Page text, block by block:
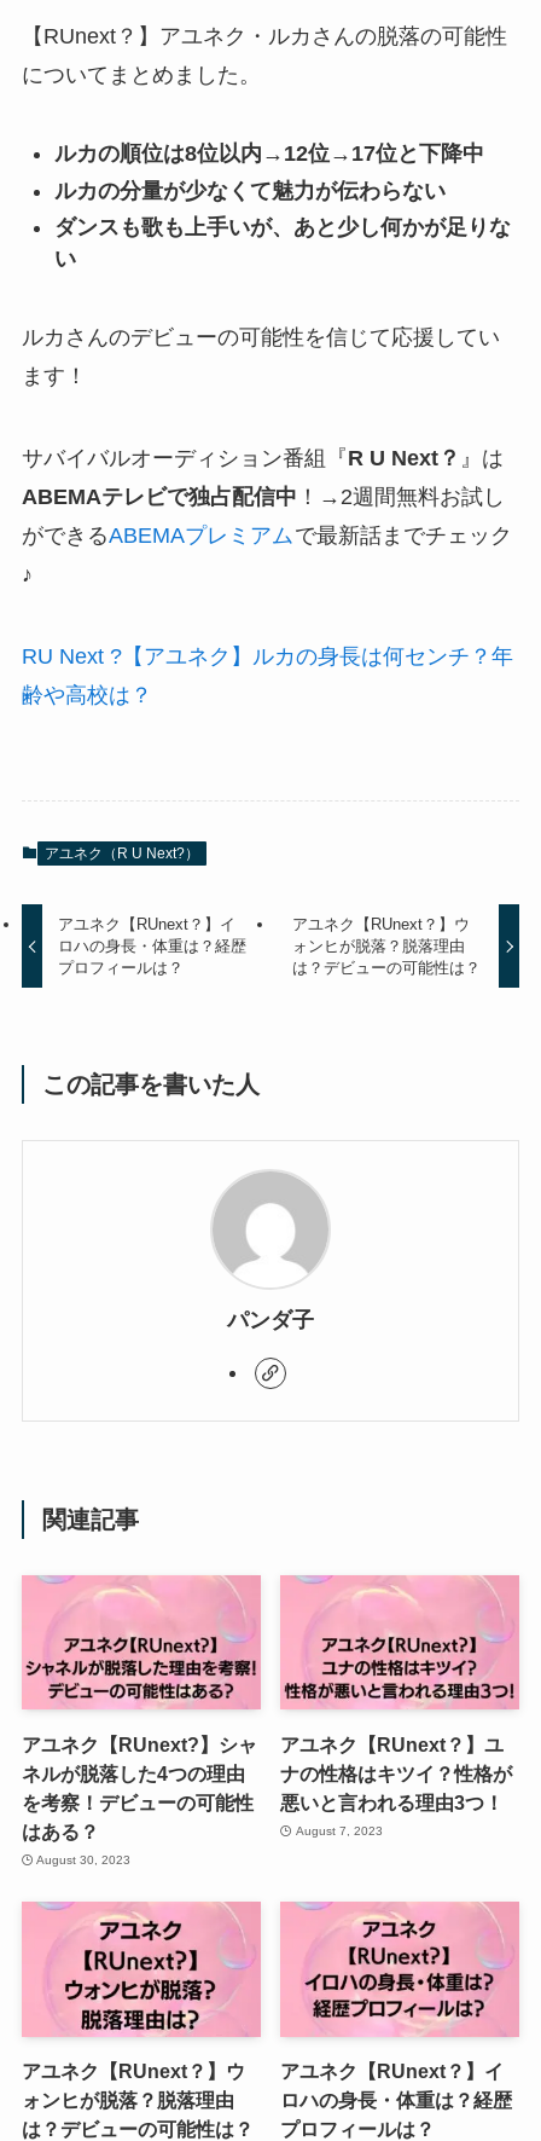
【RUnext？】アユネク・ルカさんの脱落の可能性
についてまとめました。
ルカの順位は8位以内→12位→17位と下降中
ルカの分量が少なくて魅力が伝わらない
ダンスも歌も上手いが、あと少し何かが足りな
い
ルカさんのデビューの可能性を信じて応援してい
ます！
サバイバルオーディション番組『R U Next？ 』は
ABEMAテレビで独占配信中 ！→ 2週間無料お試し
ができるABEMAプレミアム で最新話までチェック
♪
RU Next ?【アユネク】ルカの身長は何センチ？年
齢や高校は？
アユネク（R U Next?）
アユネク【RUnext？】イ
ロハの身長・体重は？経歴
プロフィールは？
アユネク【RUnext？】ウ
ォンヒが脱落？脱落理由
は？デビューの可能性は？
この記事を書いた人
パンダ子
関連記事
アユネク【RUnext?】シャ
ネルが脱落した4つの理由
を考察！デビューの可能性
はある？
August 30, 2023
アユネク【RUnext？】ユ
ナの性格はキツイ？性格が
悪いと言われる理由3つ！
August 7, 2023
アユネク【RUnext？】ウ
ォンヒが脱落？脱落理由
は？デビューの可能性は？
アユネク【RUnext？】イ
ロハの身長・体重は？経歴
プロフィールは？